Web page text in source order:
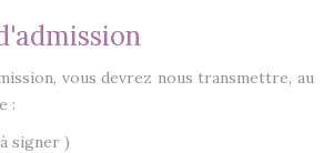
vous devrez nous transmettre, au
:
signer )